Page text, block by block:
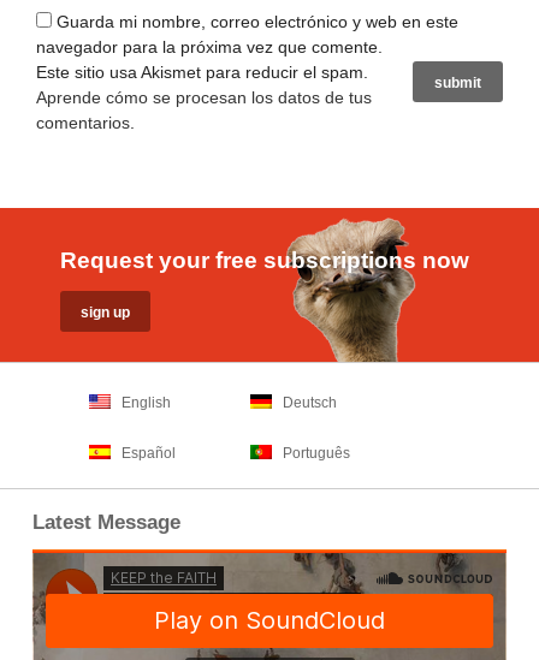
Guarda mi nombre, correo electrónico y web en este
navegador para la próxima vez que comente.
Este sitio usa Akismet para reducir el spam.
Aprende cómo se procesan los datos de tus
comentarios
Request your free subscriptions now
English Deutsch
Español Português
Latest Message